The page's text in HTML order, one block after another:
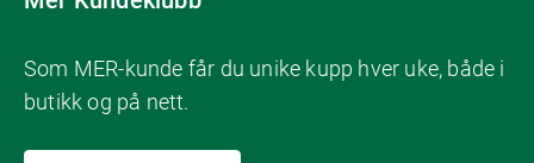
Som MER-kunde får du unike kupp hver uke, både i
butikk og på nett.